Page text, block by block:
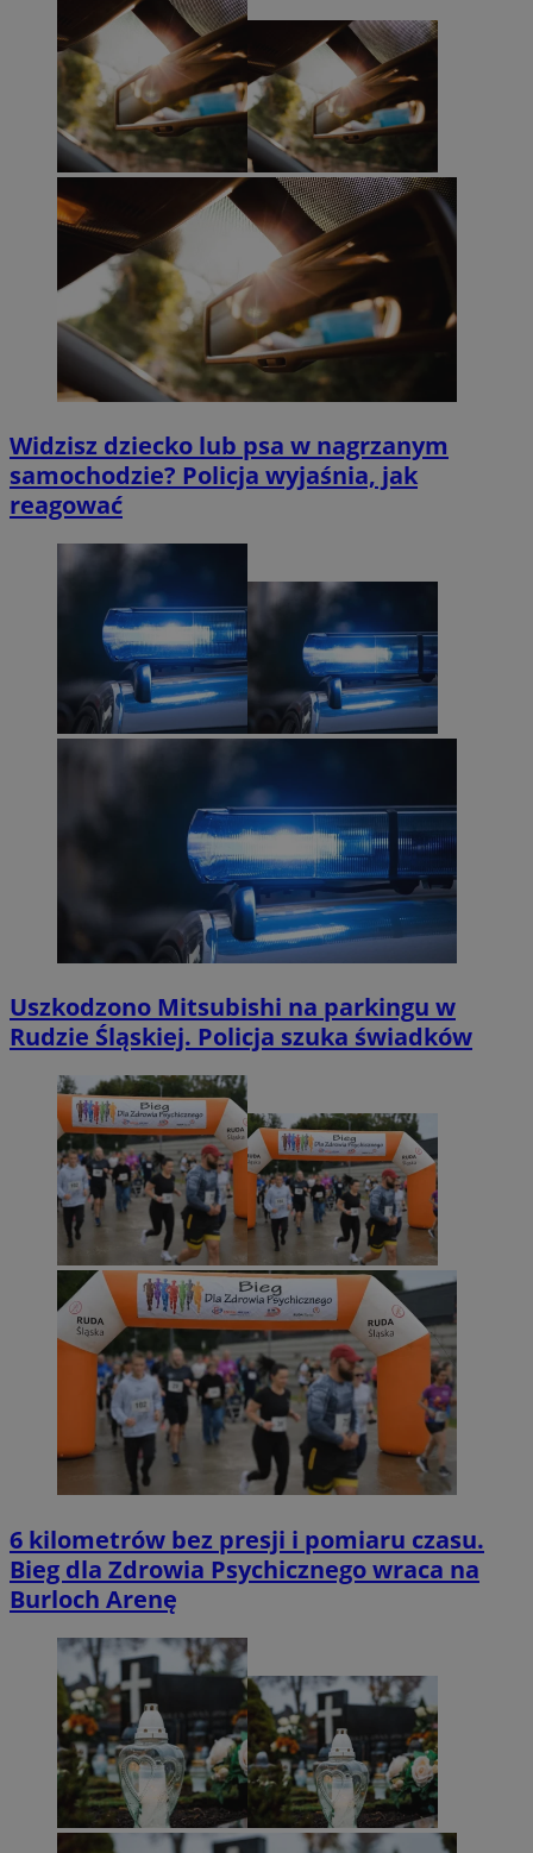
Widzisz dziecko lub psa w nagrzanym
samochodzie? Policja wyjaśnia, jak
reagować
Uszkodzono Mitsubishi na parkingu w
Rudzie Śląskiej. Policja szuka świadków
6 kilometrów bez presji i pomiaru czasu.
Bieg dla Zdrowia Psychicznego wraca na
Burloch Arenę